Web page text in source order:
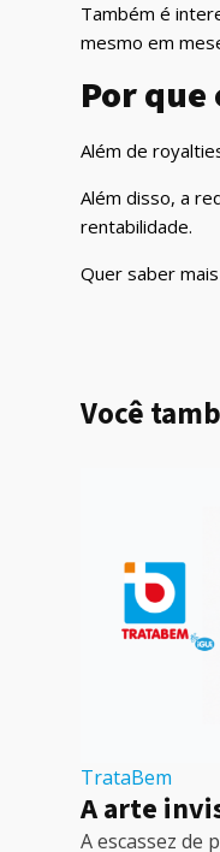
Também é
mesmo em
Por que
Além de
Além disso, a
rentabilidade.
Quer saber
Você
TrataBem
A arte
A escassez de